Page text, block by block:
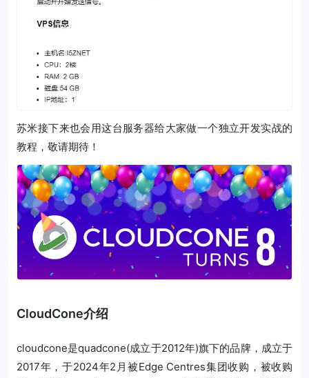
苏米接下来也会用这台服务器给大家做一个独立开发实战的
教程，敬请期待！
CloudCone介绍
cloudcone是quadcone(成立于2012年)旗下的品牌，成立于
2017年，于2024年2月被Edge Centres集团收购，被收购